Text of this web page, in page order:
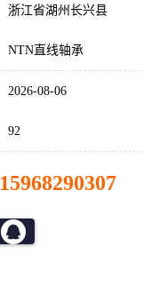
浙江省湖州长兴县
NTN直线轴承
2026-08-06
92
15968290307